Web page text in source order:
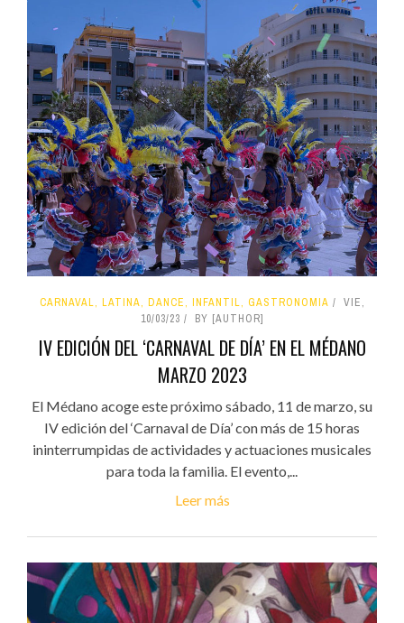
CARNAVAL, LATINA, DANCE, INFANTIL, GASTRONOMIA
VIE,
10/03/23
BY [AUTHOR]
IV EDICIÓN DEL ‘CARNAVAL DE DÍA’ EN EL MÉDANO
MARZO 2023
El Médano acoge este próximo sábado, 11 de marzo, su
IV edición del ‘Carnaval de Día’ con más de 15 horas
ininterrumpidas de actividades y actuaciones musicales
para toda la familia. El evento,...
Leer más